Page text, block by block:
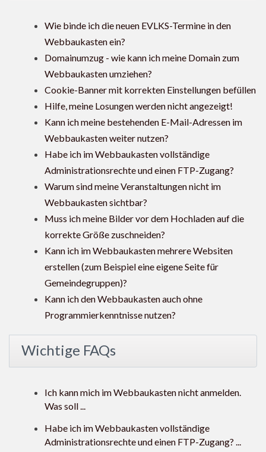
Wie binde ich die neuen EVLKS-Termine in den
Webbaukasten ein?
Domainumzug - wie kann ich meine Domain zum
Webbaukasten umziehen?
Cookie-Banner mit korrekten Einstellungen befüllen
Hilfe, meine Losungen werden nicht angezeigt!
Kann ich meine bestehenden E-Mail-Adressen im
Webbaukasten weiter nutzen?
Habe ich im Webbaukasten vollständige
Administrationsrechte und einen FTP-Zugang?
Warum sind meine Veranstaltungen nicht im
Webbaukasten sichtbar?
Muss ich meine Bilder vor dem Hochladen auf die
korrekte Größe zuschneiden?
Kann ich im Webbaukasten mehrere Websiten
erstellen (zum Beispiel eine eigene Seite für
Gemeindegruppen)?
Kann ich den Webbaukasten auch ohne
Programmierkenntnisse nutzen?
Wichtige FAQs
Ich kann mich im Webbaukasten nicht anmelden.
Was soll ...
Habe ich im Webbaukasten vollständige
Administrationsrechte und einen FTP-Zugang? ...